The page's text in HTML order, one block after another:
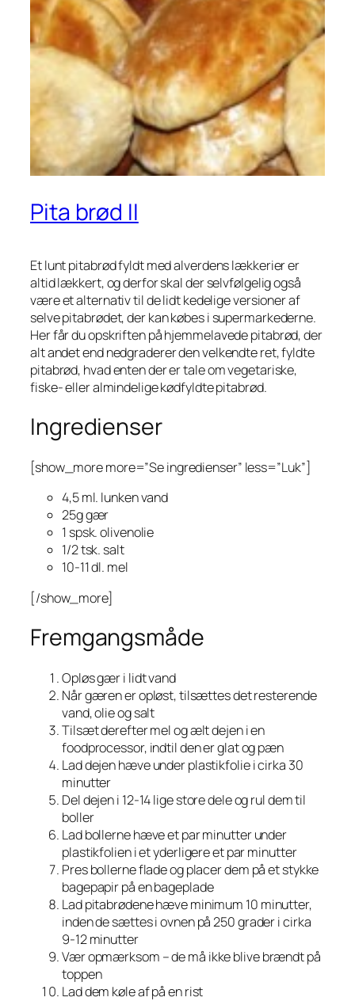
Pita brød II
Et lunt pitabrød fyldt med alverdens lækkerier er
altid lækkert, og derfor skal der selvfølgelig også
være et alternativ til de lidt kedelige versioner af
selve pitabrødet, der kan købes i supermarkederne.
Her får du opskriften på hjemmelavede pitabrød, der
alt andet end nedgraderer den velkendte ret, fyldte
pitabrød, hvad enten der er tale om vegetariske,
fiske- eller almindelige kødfyldte pitabrød.
Ingredienser
[show_more more=”Se ingredienser” less=”Luk”]
4,5 ml. lunken vand
25g gær
1 spsk. olivenolie
1/2 tsk. salt
10-11 dl. mel
[/show_more]
Fremgangsmåde
Opløs gær i lidt vand
Når gæren er opløst, tilsættes det resterende
vand, olie og salt
Tilsæt derefter mel og ælt dejen i en
foodprocessor, indtil den er glat og pæn
Lad dejen hæve under plastikfolie i cirka 30
minutter
Del dejen i 12-14 lige store dele og rul dem til
boller
Lad bollerne hæve et par minutter under
plastikfolien i et yderligere et par minutter
Pres bollerne flade og placer dem på et stykke
bagepapir på en bageplade
Lad pitabrødene hæve minimum 10 minutter,
inden de sættes i ovnen på 250 grader i cirka
9-12 minutter
Vær opmærksom – de må ikke blive brændt på
toppen
Lad dem køle af på en rist